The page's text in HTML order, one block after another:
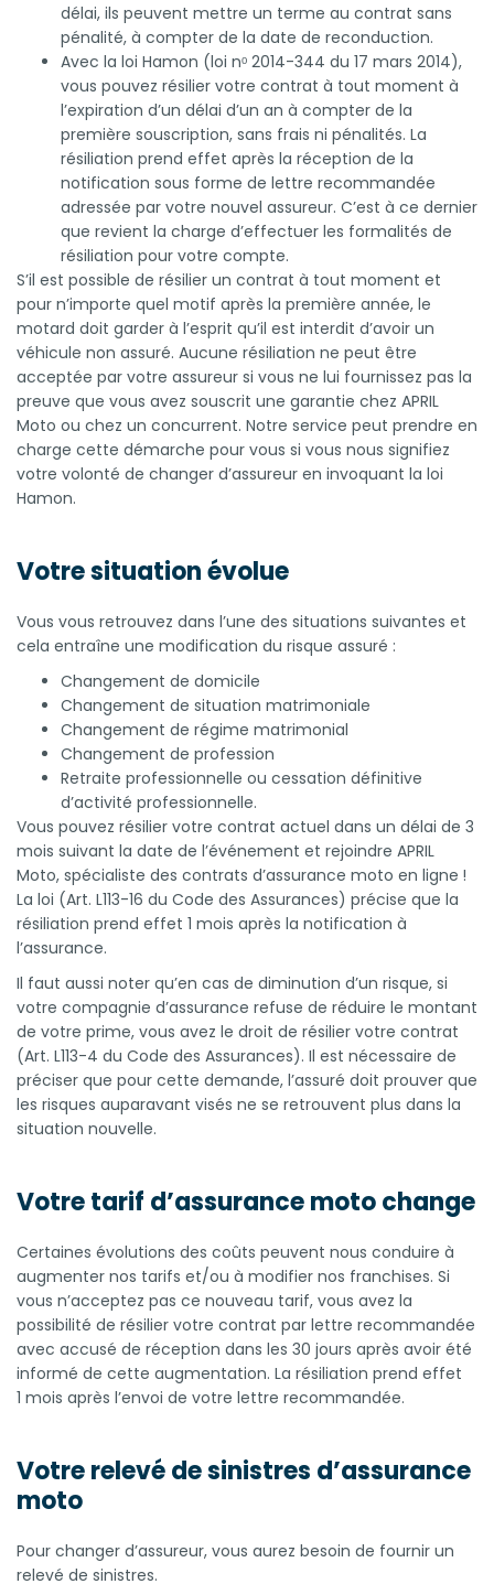
délai, ils peuvent mettre un terme au contrat sans
pénalité, à compter de la date de reconduction.
Avec la loi Hamon (loi nᵒ 2014-344 du 17 mars 2014),
vous pouvez résilier votre contrat à tout moment à
l’expiration d’un délai d’un an à compter de la
première souscription, sans frais ni pénalités. La
résiliation prend effet après la réception de la
notification sous forme de lettre recommandée
adressée par votre nouvel assureur. C’est à ce dernier
que revient la charge d’effectuer les formalités de
résiliation pour votre compte.
S’il est possible de résilier un contrat à tout moment et
pour n’importe quel motif après la première année, le
motard doit garder à l’esprit qu’il est interdit d’avoir un
véhicule non assuré. Aucune résiliation ne peut être
acceptée par votre assureur si vous ne lui fournissez pas la
preuve que vous avez souscrit une garantie chez APRIL
Moto ou chez un concurrent. Notre service peut prendre en
charge cette démarche pour vous si vous nous signifiez
votre volonté de changer d’assureur en invoquant la loi
Hamon.
Votre situation évolue
Vous vous retrouvez dans l’une des situations suivantes et
cela entraîne une modification du risque assuré :
Changement de domicile
Changement de situation matrimoniale
Changement de régime matrimonial
Changement de profession
Retraite professionnelle ou cessation définitive
d’activité professionnelle.
Vous pouvez résilier votre contrat actuel dans un délai de 3
mois suivant la date de l’événement et rejoindre APRIL
Moto, spécialiste des contrats d’assurance moto en ligne !
La loi (Art. L113-16 du Code des Assurances) précise que la
résiliation prend effet 1 mois après la notification à
l’assurance.
Il faut aussi noter qu’en cas de diminution d’un risque, si
votre compagnie d’assurance refuse de réduire le montant
de votre prime, vous avez le droit de résilier votre contrat
(Art. L113-4 du Code des Assurances). Il est nécessaire de
préciser que pour cette demande, l’assuré doit prouver que
les risques auparavant visés ne se retrouvent plus dans la
situation nouvelle.
Votre tarif d’assurance moto change
Certaines évolutions des coûts peuvent nous conduire à
augmenter nos tarifs et/ou à modifier nos franchises. Si
vous n’acceptez pas ce nouveau tarif, vous avez la
possibilité de résilier votre contrat par lettre recommandée
avec accusé de réception dans les 30 jours après avoir été
informé de cette augmentation. La résiliation prend effet
1 mois après l’envoi de votre lettre recommandée.
Votre relevé de sinistres d’assurance
moto
Pour changer d’assureur, vous aurez besoin de fournir un
relevé de sinistres.